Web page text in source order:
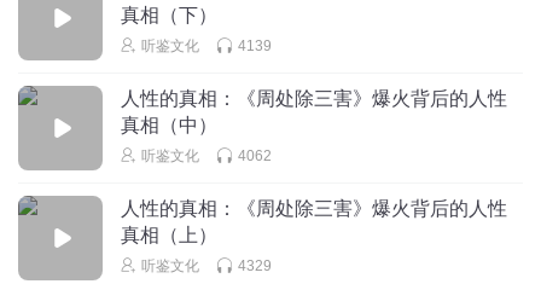
真相（下）
听鉴文化 4139
人性的真相：《周处除三害》爆火背后的人性
真相（中）
听鉴文化 4062
人性的真相：《周处除三害》爆火背后的人性
真相（上）
听鉴文化 4329